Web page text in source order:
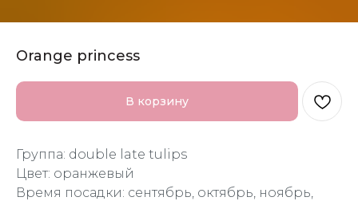
Orange princess
В корзину
Группа: double late tulips
Цвет: оранжевый
Время посадки: сентябрь, октябрь, ноябрь,